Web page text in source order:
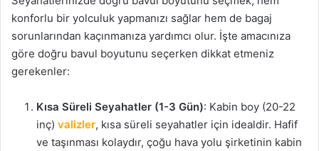
konforlu bir yolculuk yapmanızı sağlar hem de bagaj
sorunlarından kaçınmanıza yardımcı olur. İşte amacınıza
göre doğru bavul boyutunu seçerken dikkat etmeniz
gerekenler:
Kısa Süreli Seyahatler (1-3 Gün): Kabin boy (20-22
inç) valizler, kısa süreli seyahatler için idealdir. Hafif
ve taşınması kolaydır, çoğu hava yolu şirketinin kabin